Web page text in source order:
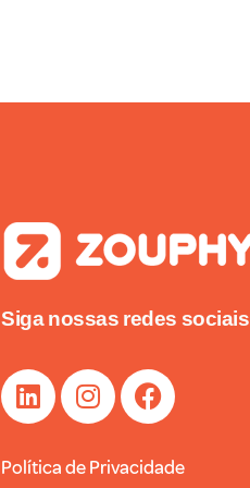
Siga nossas redes sociais
Política de Privacidade